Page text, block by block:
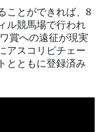
ことができれば、8
ル競馬場で行われ
賞への遠征が現実
アスコリピチェー
とともに登録済み